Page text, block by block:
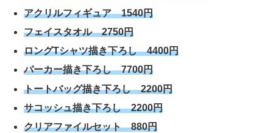
アクリルフィギュア 1540円
フェイスタオル 2750円
ロングTシャツ描き下ろし 4400円
パーカー描き下ろし 7700円
トートバッグ描き下ろし 2200円
サコッシュ描き下ろし 2200円
クリアファイルセット 880円